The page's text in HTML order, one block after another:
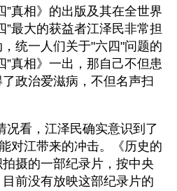
”真相》的出版及其在全世界
”最大的获益者江泽民非常担
统一人们关于"六四"问题的
”真相》一出，那自己不但患
政治爱滋病，不但名声扫
况看，江泽民确实意识到了
能对江带来的冲击。《历史的
摄的一部纪录片，按中央
前没有放映这部纪录片的